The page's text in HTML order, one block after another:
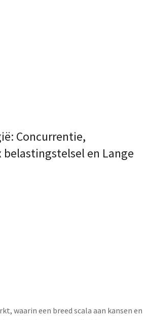
Concurrentie,
en Lange
waarin een breed scala aan kansen en